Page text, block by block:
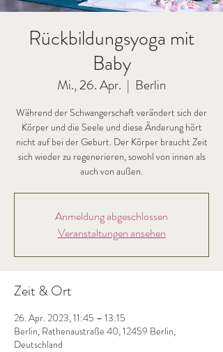
Rückbildungsyoga mit
Baby
Mi., 26. Apr.
  |
Berlin
Während der Schwangerschaft verändert sich der
Körper und die Seele und diese Änderung hört
nicht auf bei der Geburt. Der Körper braucht Zeit
sich wieder zu regenerieren, sowohl von innen als
auch von außen.
Anmeldung abgeschlossen
Veranstaltungen ansehen
Zeit & Ort
26. Apr. 2023, 11:45 – 13:15
Berlin, Rathenaustraße 40, 12459 Berlin,
Deutschland